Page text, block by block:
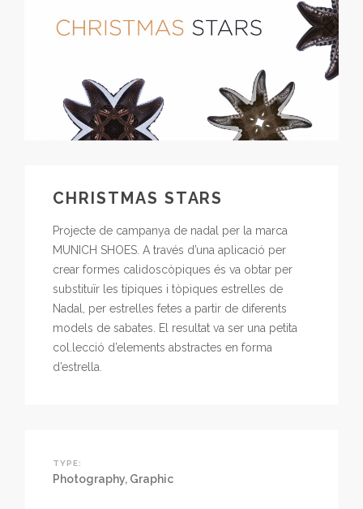
CHRISTMAS STARS
Projecte de campanya de nadal per la marca
MUNICH SHOES. A través d’una aplicació per
crear formes calidoscòpiques és va obtar per
substituïr les típiques i tòpiques estrelles de
Nadal, per estrelles fetes a partir de diferents
models de sabates. El resultat va ser una petita
col.lecció d’elements abstractes en forma
d’estrella.
TYPE:
Photography, Graphic